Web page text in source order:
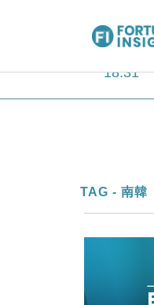
17:33
16:47
12:44
11:12
15:59
TAG - 南韓